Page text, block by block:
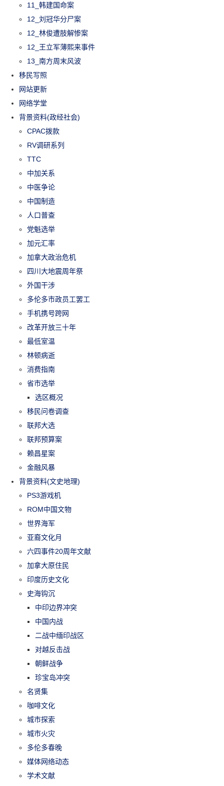
11_韩建国命案
12_刘冠华分尸案
12_林俊遭肢解惨案
12_王立军薄熙来事件
13_南方周末风波
移民写照
网站更新
网络学堂
背景资料(政经社会)
CPAC拨款
RV调研系列
TTC
中加关系
中医争论
中国制造
人口普查
党魁选举
加元汇率
加拿大政治危机
四川大地震周年祭
外国干涉
多伦多市政员工罢工
手机携号跨网
改革开放三十年
最低室温
林顿病逝
消费指南
省市选举
选区概况
移民问卷调查
联邦大选
联邦预算案
赖昌星案
金融风暴
背景资料(文史地理)
PS3游戏机
ROM中国文物
世界海军
亚裔文化月
六四事件20周年文献
加拿大原住民
印度历史文化
史海钩沉
中印边界冲突
中国内战
二战中缅印战区
对越反击战
朝鲜战争
珍宝岛冲突
名贤集
咖啡文化
城市探索
城市火灾
多伦多春晚
媒体网络动态
学术文献